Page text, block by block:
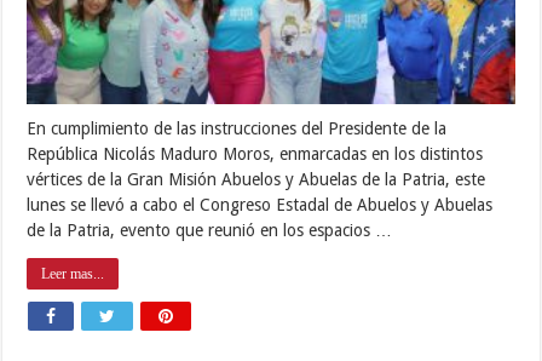
En cumplimiento de las instrucciones del Presidente de la
República Nicolás Maduro Moros, enmarcadas en los distintos
vértices de la Gran Misión Abuelos y Abuelas de la Patria, este
lunes se llevó a cabo el Congreso Estadal de Abuelos y Abuelas
de la Patria, evento que reunió en los espacios …
Leer mas...